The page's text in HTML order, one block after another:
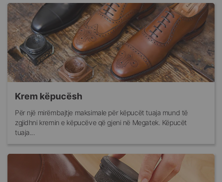
Krem këpucësh
Për një mirëmbajtje maksimale për këpucët tuaja mund të
zgjidhni kremin e këpucëve që gjeni në Megatek. Këpucët
tuaja...